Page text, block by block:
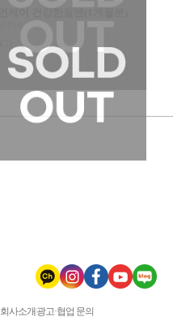
회사소개 광고·협업 문의